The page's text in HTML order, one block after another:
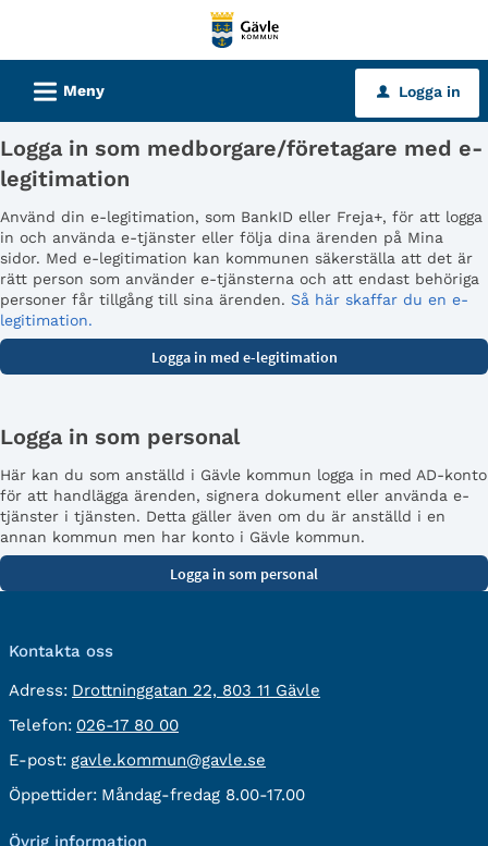
tjänster
Gävle
kommun
L Meny u Logga in
Logga in som medborgare/företagare med e-
legitimation
Använd din e-legitimation, som BankID eller Freja+, för att logga
in och använda e-tjänster eller följa dina ärenden på Mina
sidor. Med e-legitimation kan kommunen säkerställa att det är
rätt person som använder e-tjänsterna och att endast behöriga
personer får tillgång till sina ärenden. Så här skaffar du en e-
legitimation.
Logga in som personal
Här kan du som anställd i Gävle kommun logga in med AD-konto
för att handlägga ärenden, signera dokument eller använda e-
tjänster i tjänsten. Detta gäller även om du är anställd i en
annan kommun men har konto i Gävle kommun.
Kontakta oss
Adress: besöksadress:
Drottninggatan 22, 803 11 Gävle
Telefon: Telefon:
026-17 80 00
E-post: E-
post:
gavle.kommun@gavle.se
Öppettider: Måndag-fredag 8.00-17.00
Övrig information